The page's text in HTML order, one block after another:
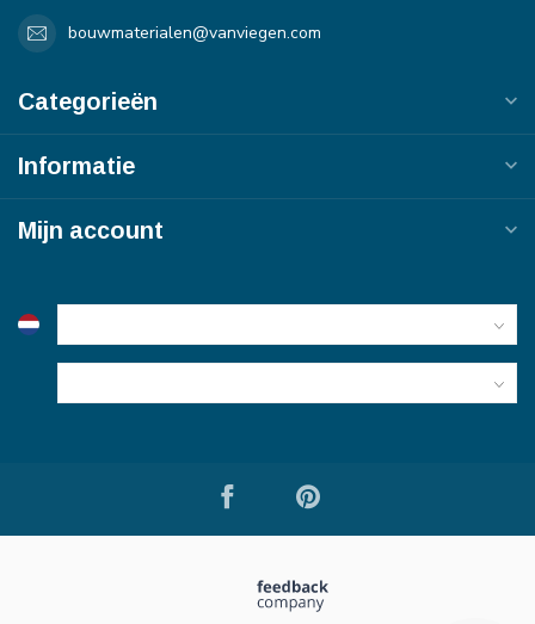
bouwmaterialen@vanviegen.com
Categorieën
Informatie
Mijn account